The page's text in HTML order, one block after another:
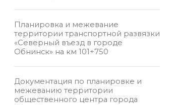
Планировка и межевание
территории транспортной развязки
«Северный въезд в городе
Обнинск» на км 101+750
Документация по планировке и
межеванию территории
общественного центра города